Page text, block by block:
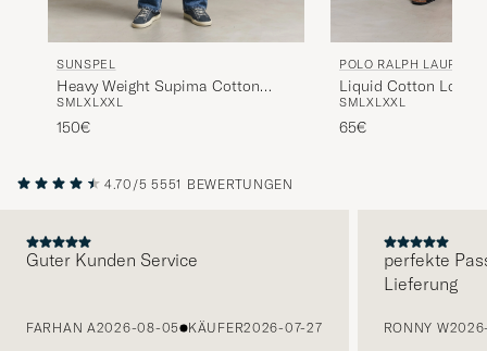
SUNSPEL
Heavy Weight Supima Cotton
Long Sleeve T-Shirt Green
SMLXLXXL
150€
POLO RALPH LAUREN
Liquid Cotton Long
Neck T-Shirt Cruise
SMLXLXXL
65€
4.70/5 5551 BEWERTUNGEN
Guter Kunden Service
FARHAN A2026-08-05 KÄUFER2026-07-27
perfekte
Lieferung
RONNY W